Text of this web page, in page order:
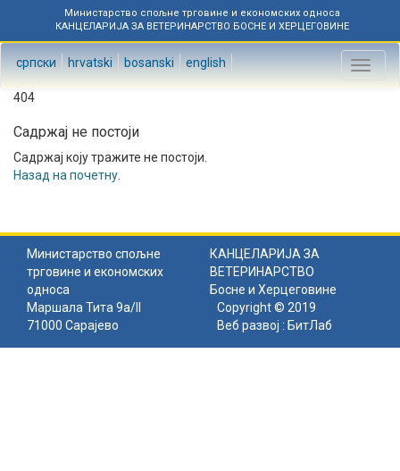
Министарство спољне трговине и економских односа
КАНЦЕЛАРИЈА ЗА ВЕТЕРИНАРСТВО БОСНЕ И ХЕРЦЕГОВИНЕ
српски hrvatski bosanski english
Toggle
404
Садржај не постоји
Садржај коју тражите не постоји.
Назад на почетну
Министарство спољне
трговине и економских
односа
КАНЦЕЛАРИЈА ЗА
ВЕТЕРИНАРСТВО
Босне и Херцеговине
Маршала Тита 9а/II
71000 Сарајево
Copyright © 2019
Веб развој : БитЛаб